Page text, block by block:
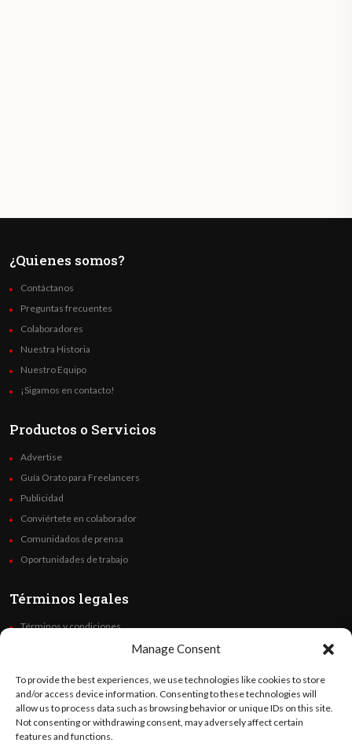
Manage Consent
To provide the best experiences, we use technologies like cookies to store
and/or access device information. Consenting to these technologies will
allow us to process data such as browsing behavior or unique IDs on this site.
Not consenting or withdrawing consent, may adversely affect certain
features and functions.
¿Quienes somos?
Contáctanos
Preguntas frecuentes
Colaboradores
Nuestra Historia
Nuestro Equipo
¡Sigamos en contacto!
Productos o Servicios
Advertise
Guía Orato para Freelancers
Publicidad
Conviértete en colaborador
Comunidados de prensa
Oportunidades de trabajo
Términos legales
Términos y condiciones
Code of Ethics
Síguenos